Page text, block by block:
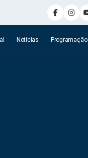
Notícias Programação